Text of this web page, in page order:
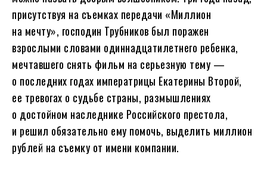
присутствуя на съемках передачи «Миллион
на мечту», господин Трубников был поражен
взрослыми словами одиннадцатилетнего ребенка,
мечтавшего снять фильм на серьезную тему —
о последних годах императрицы Екатерины Второй,
ее тревогах о судьбе страны, размышлениях
о достойном наследнике Российского престола,
и решил обязательно ему помочь, выделить миллион
рублей на съемку от имени компании.